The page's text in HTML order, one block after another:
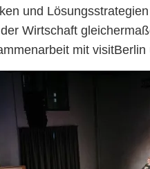
und
Wirtschaft
mit